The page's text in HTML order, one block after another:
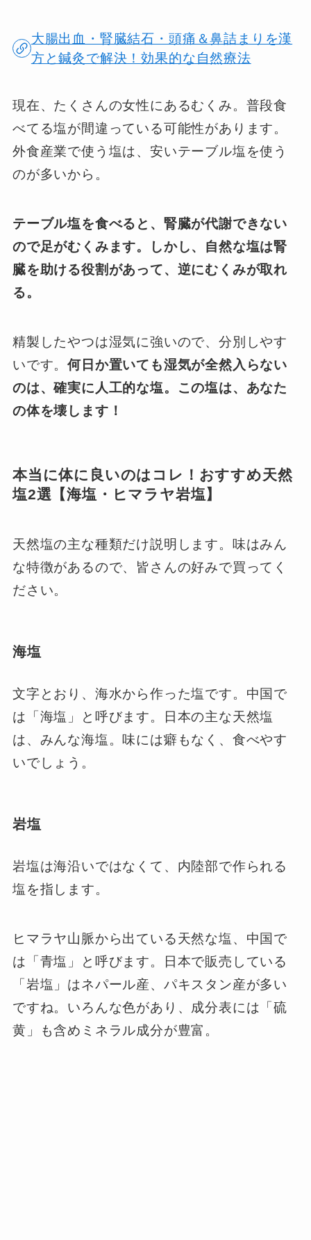
大腸出血・腎臓結石・頭痛＆鼻詰まりを漢
方と鍼灸で解決！効果的な自然療法
現在、たくさんの女性にあるむくみ。普段食
べてる塩が間違っている可能性があります。
外食産業で使う塩は、安いテーブル塩を使う
のが多いから。
テーブル塩を食べると、腎臓が代謝できない
ので足がむくみます。しかし、自然な塩は腎
臓を助ける役割があって、逆にむくみが取れ
る。
精製したやつは湿気に強いので、分別しやす
いです。何日か置いても湿気が全然入らない
のは、確実に人工的な塩。この塩は、あなた
の体を壊します！
本当に体に良いのはコレ！おすすめ天然
塩2選【海塩・ヒマラヤ岩塩】
天然塩の主な種類だけ説明します。味はみん
な特徴があるので、皆さんの好みで買ってく
ださい。
海塩
文字とおり、海水から作った塩です。中国で
は「海塩」と呼びます。日本の主な天然塩
は、みんな海塩。味には癖もなく、食べやす
いでしょう。
岩塩
岩塩は海沿いではなくて、内陸部で作られる
塩を指します。
ヒマラヤ山脈から出ている天然な塩、中国で
は「青塩」と呼びます。日本で販売している
「岩塩」はネパール産、パキスタン産が多い
ですね。いろんな色があり、成分表には「硫
黄」も含めミネラル成分が豊富。